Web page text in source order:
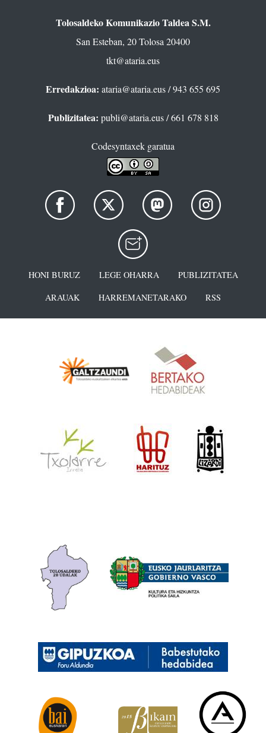
Tolosaldeko Komunikazio Taldea S.M.
San Esteban, 20 Tolosa 20400
tkt@ataria.eus
Erredakzioa: ataria@ataria.eus/ 943 655 695
Publizitatea: publi@ataria.eus/ 661 678 818
Codesyntaxek garatua
HONI BURUZ LEGE OHARRA
PUBLIZITATEA
ARAUAK
HARREMANETARAKO RSS